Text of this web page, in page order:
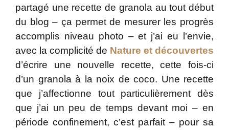
partagé une recette de granola au tout début
du blog – ça permet de mesurer les progrès
accomplis niveau photo – et j’ai eu l’envie,
avec la complicité de Nature et découvertes
d’écrire une nouvelle recette, cette fois-ci
d’un granola à la noix de coco. Une recette
que j’affectionne tout particulièrement dès
que j’ai un peu de temps devant moi – en
période confinement, c’est parfait – pour sa